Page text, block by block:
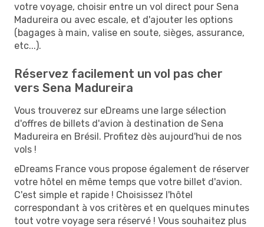
votre voyage, choisir entre un vol direct pour Sena
Madureira ou avec escale, et d'ajouter les options
(bagages à main, valise en soute, sièges, assurance,
etc...).
Réservez facilement un vol pas cher
vers Sena Madureira
Vous trouverez sur eDreams une large sélection
d'offres de billets d'avion à destination de Sena
Madureira en Brésil. Profitez dès aujourd'hui de nos
vols !
eDreams France vous propose également de réserver
votre hôtel en même temps que votre billet d'avion.
C'est simple et rapide ! Choisissez l'hôtel
correspondant à vos critères et en quelques minutes
tout votre voyage sera réservé ! Vous souhaitez plus